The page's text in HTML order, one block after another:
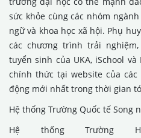
sức khỏe cùng các nhóm
ngữ và khoa học xã hội. Phụ
các chương trình trải
tuyển sinh của UKA, iSchool
chính thức tại website của
động mới nhất trong thời gian
Hệ thống Trường Quốc tế Song
Hệ thống Trường